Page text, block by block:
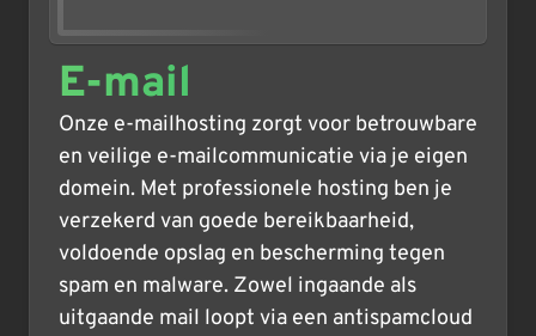
E-mail
Onze e-mailhosting zorgt voor betrouwbare
en veilige e-mailcommunicatie via je eigen
domein. Met professionele hosting ben je
verzekerd van goede bereikbaarheid,
voldoende opslag en bescherming tegen
spam en malware. Zowel ingaande als
uitgaande mail loopt via een antispamcloud